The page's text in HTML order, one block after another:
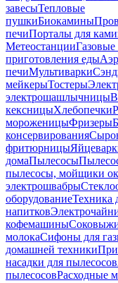
завесыТепловые
пушкиБиокамины
печиПорталы для
Метеостанции
приготовления еды
печиМультиварки
мейкерыТостеры
электрошашлычницы
кексницыХлебопечки
мороженицыФризеры
консервирования
фритюрницы
домаПылесосы
пылесосы, мойщики
электрошвабры
оборудованиеТехника
напитков
кофемашины
молокаСифоны для
домашней техники
насадки для пылесосов
пылесосовРасходные